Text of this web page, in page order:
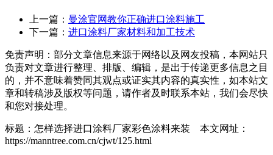
上一篇： 曼涂官网教你正确进口涂料施工
下一篇： 进口涂料厂家材料和加工技术
免责声明：部分文章信息来源于网络以及网友投稿，本网站只
负责对文章进行整理、排版、编辑，是出于传递更多信息之目
的，并不意味着赞同其观点或证实其内容的真实性，如本站文
章和转稿涉及版权等问题，请作者及时联系本站，我们会尽快
和您对接处理。
标题：怎样选择进口涂料厂家彩色涂料来装 本文网址：
https://manntree.com.cn/cjwt/125.html